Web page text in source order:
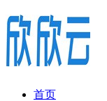
首页